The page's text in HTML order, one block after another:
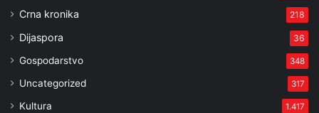
Crna kronika 218
Dijaspora 36
Gospodarstvo 348
Uncategorized 317
Kultura 1.417